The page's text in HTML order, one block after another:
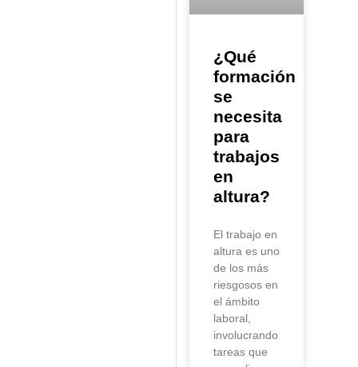
¿Qué
formación
se
necesita
para
trabajos
en
altura?
El trabajo en
altura es uno
de los más
riesgosos en
el ámbito
laboral,
involucrando
tareas que